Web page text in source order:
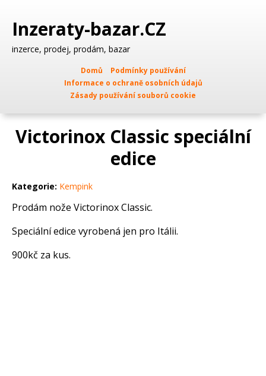
Inzeraty-bazar.CZ
inzerce, prodej, prodám, bazar
Domů
Podmínky používání
Informace o ochraně osobních údajů
Zásady používání souborů cookie
Victorinox Classic speciální
edice
Kategorie: Kempink
Prodám nože Victorinox Classic.
Speciální edice vyrobená jen pro Itálii.
900kč za kus.